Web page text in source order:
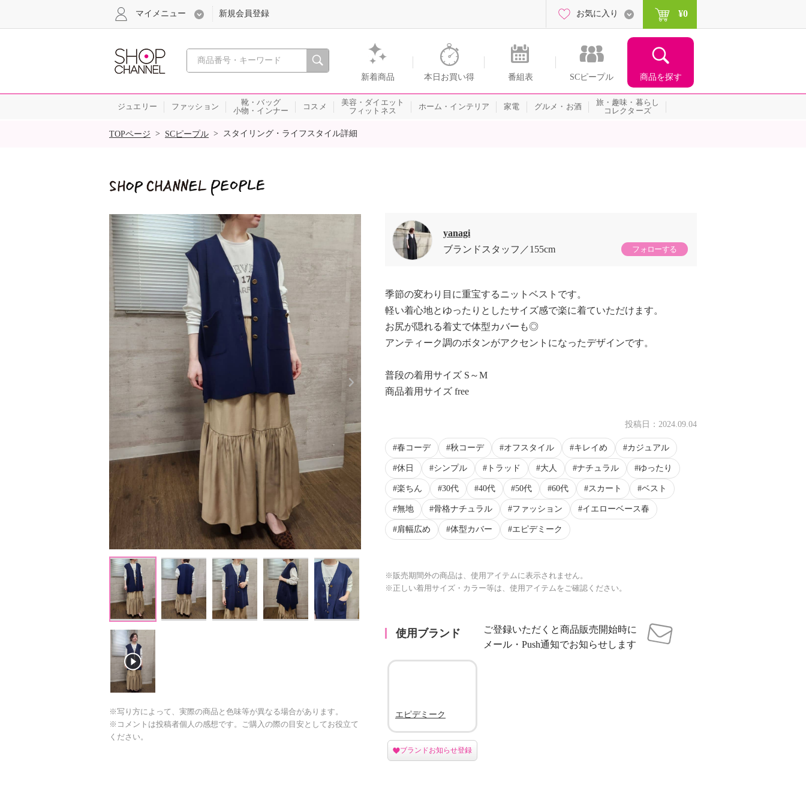
心おどる、瞬間を。通販・テレビショッピングのショップチャンネル
新着商品 本日お買い得 番組表 SCピープル 商品を探す
マイメニュー 新規会員登録 お気に入り ¥0
ジュエリー ファッション
靴・バッグ
小物・インナー
コスメ
美容・ダイエット
フィットネス
ホーム・インテリア 家電 グルメ・お酒
旅・趣味・暮らし
コレクターズ
SALE
TOPページ > SCピープル > スタイリング・ライフスタイル詳細
Next
※写り方によって、実際の商品と色味等が異なる場合があります。
※コメントは投稿者個人の感想です。ご購入の際の目安としてお役立て
ください。
yanagi
ブランドスタッフ
155cm フォローする
季節の変わり目に重宝するニットベストです。
軽い着心地とゆったりとしたサイズ感で楽に着ていただけます。
お尻が隠れる着丈で体型カバーも◎
アンティーク調のボタンがアクセントになったデザインです。
普段の着用サイズ S～M
商品着用サイズ free
投稿日： 2024.09.04
春コーデ 秋コーデ オフスタイル キレイめ カジュアル
休日 シンプル トラッド 大人 ナチュラル ゆったり
楽ちん 30代 40代 50代 60代 スカート ベスト
無地 骨格ナチュラル ファッション イエローベース春
肩幅広め 体型カバー エピデミーク
※販売期間外の商品は、使用アイテムに表示されません。
※正しい着用サイズ・カラー等は、使用アイテムをご確認ください。
使用ブランド
ご登録いただくと商品販売開始時に
メール・Push通知でお知らせします
エピデミーク
ブランドお知らせ登録